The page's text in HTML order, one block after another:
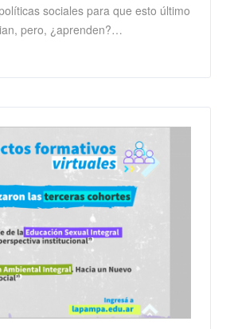
sociales para que esto último
pero, ¿aprenden?…